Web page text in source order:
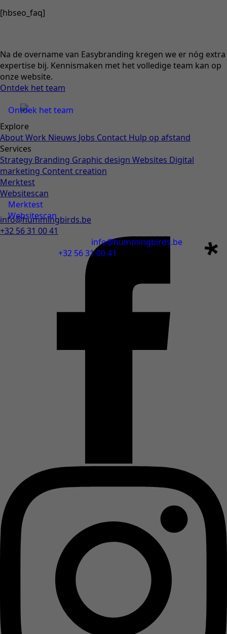
[hbseo_faq]
Na de overname van Easybranding kregen we er nóg extra
expertise bij. Kennismaken met het volledige team kan op
onze website.
Ontdek het team
Ontdek het team
Explore
AboutWork Nieuws Jobs Contact Hulp op afstand
Services
Strategy Branding Graphic design Websites Digital
marketing Content creation
Merktest
Merktest
Websitescan
Websitescan
info@hummingbirds.be
info@hummingbirds.be
+32 56 31 00 41
+32 56 31 00 41